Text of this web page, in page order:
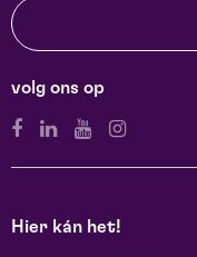
volg ons op
Hier kán het!